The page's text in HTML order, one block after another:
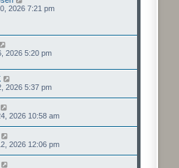
2026 7:21 pm
2026 5:20 pm
2026 5:37 pm
2026 10:58 am
2026 12:06 pm